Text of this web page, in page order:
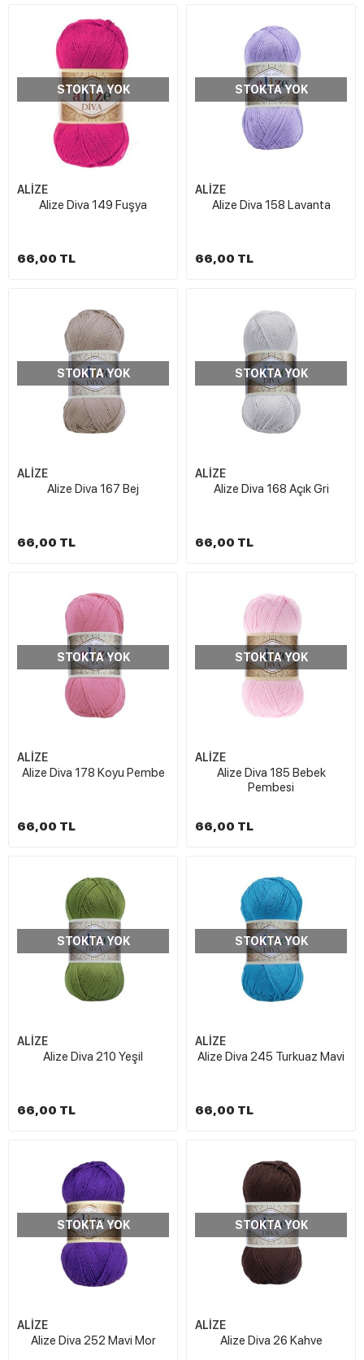
STOKTA YOK
ALİZE
Alize Diva 149 Fuşya
66,00 TL
STOKTA YOK
ALİZE
Alize Diva 158 Lavanta
66,00 TL
STOKTA YOK
ALİZE
Alize Diva 167 Bej
66,00 TL
STOKTA YOK
ALİZE
Alize Diva 168 Açık Gri
66,00 TL
STOKTA YOK
ALİZE
Alize Diva 178 Koyu Pembe
66,00 TL
STOKTA YOK
ALİZE
Alize Diva 185 Bebek
Pembesi
66,00 TL
STOKTA YOK
ALİZE
Alize Diva 210 Yeşil
66,00 TL
STOKTA YOK
ALİZE
Alize Diva 245 Turkuaz Mavi
66,00 TL
STOKTA YOK
ALİZE
Alize Diva 252 Mavi Mor
STOKTA YOK
ALİZE
Alize Diva 26 Kahve